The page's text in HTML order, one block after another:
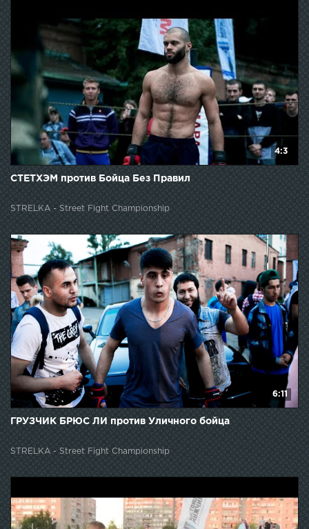
4:3
СТЕТХЭМ против Бойца Без Правил
STRELKA - Street Fight Championship
6:11
ГРУЗЧИК БРЮС ЛИ против Уличного бойца
STRELKA - Street Fight Championship